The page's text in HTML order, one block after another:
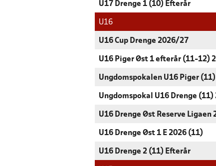
U17 Drenge 1 (10) Efterår
U16
U16 Cup Drenge 2026/27
U16 Piger Øst 1 efterår (11-12)
Ungdomspokalen U16 Piger
Ungdomspokal U16 Drenge (11)
U16 Drenge Øst Reserve Ligaen
U16 Drenge Øst 1 E 2026 (11)
U16 Drenge 2 (11) Efterår